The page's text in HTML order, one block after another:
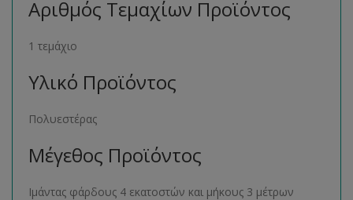
Αριθμός Τεμαχίων Προϊόντος
1 τεμάχιο
Υλικό Προϊόντος
Πολυεστέρας
Μέγεθος Προϊόντος
Ιμάντας φάρδους 4 εκατοστών και μήκους 3 μέτρων